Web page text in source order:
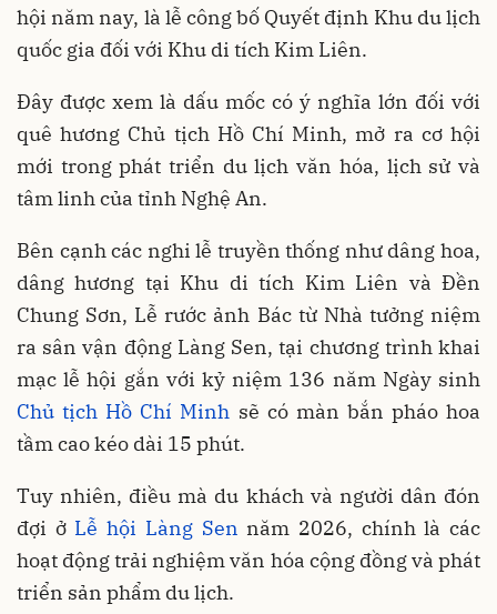
hội năm nay, là lễ công bố Quyết định Khu du lịch
quốc gia đối với Khu di tích Kim Liên.
Đây được xem là dấu mốc có ý nghĩa lớn đối với
quê hương Chủ tịch Hồ Chí Minh, mở ra cơ hội
mới trong phát triển du lịch văn hóa, lịch sử và
tâm linh của tỉnh Nghệ An.
Bên cạnh các nghi lễ truyền thống như dâng hoa,
dâng hương tại Khu di tích Kim Liên và Đền
Chung Sơn, Lễ rước ảnh Bác từ Nhà tưởng niệm
ra sân vận động Làng Sen, tại chương trình khai
mạc lễ hội gắn với kỷ niệm 136 năm Ngày sinh
Chủ tịch Hồ Chí Minh sẽ có màn bắn pháo hoa
tầm cao kéo dài 15 phút.
Tuy nhiên, điều mà du khách và người dân đón
đợi ở Lễ hội Làng Sen năm 2026, chính là các
hoạt động trải nghiệm văn hóa cộng đồng và phát
triển sản phẩm du lịch.